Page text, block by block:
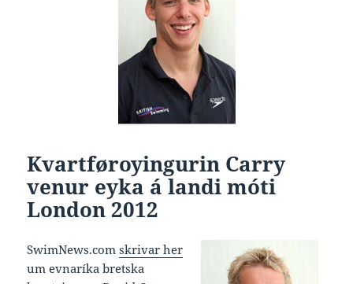
Kvartføroyingurin Carry
venur eyka á landi móti
London 2012
SwimNews.comskrivar her
um evnaríka bretska